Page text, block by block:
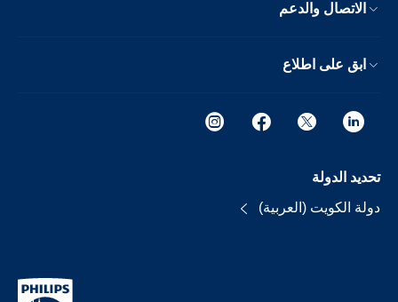
الاتصال والدعم
ابق على اطلاع
تحديد الدولة
دولة الكويت (العربية)